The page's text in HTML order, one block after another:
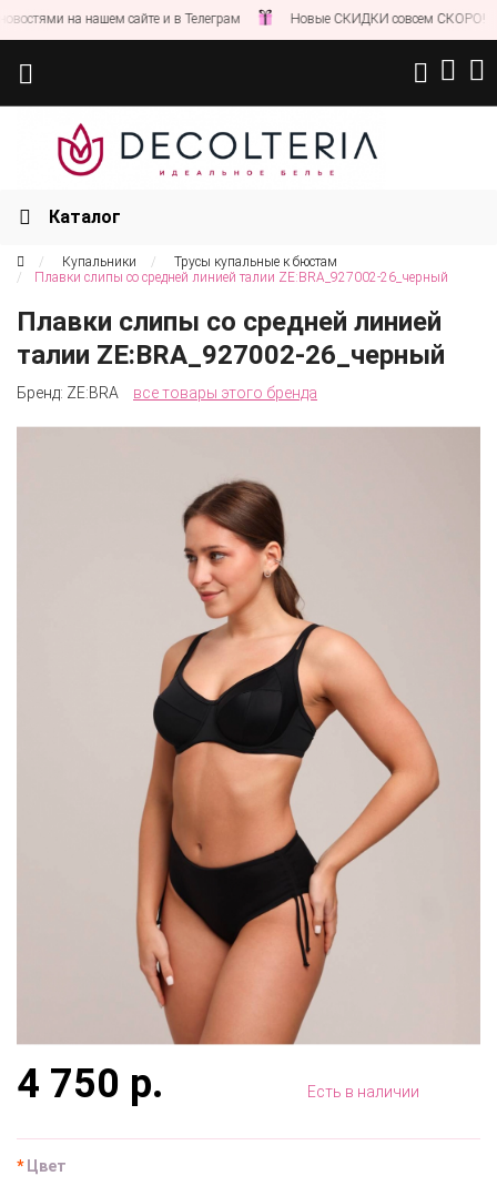
на нашем сайте и в Телеграм Новые СКИДКИ совсем СКОРО!
Каталог
Купальники
Трусы купальные к бюстам
Плавки слипы со средней линией талии ZE:BRA_927002-26_черный
Плавки слипы со средней линией
талии ZE:BRA_927002-26_черный
Бренд: ZE:BRA все товары этого бренда
4 750 р. Есть в наличии
Цвет